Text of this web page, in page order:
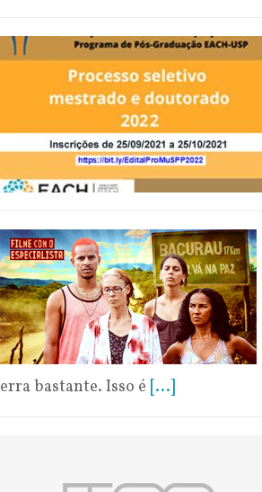
erra bastante. Isso é [...]